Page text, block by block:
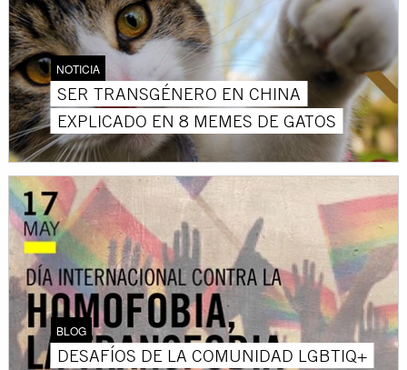
NOTICIA
SER TRANSGÉNERO EN CHINA
EXPLICADO EN 8 MEMES DE GATOS
BLOG
DESAFÍOS DE LA COMUNIDAD LGBTIQ+